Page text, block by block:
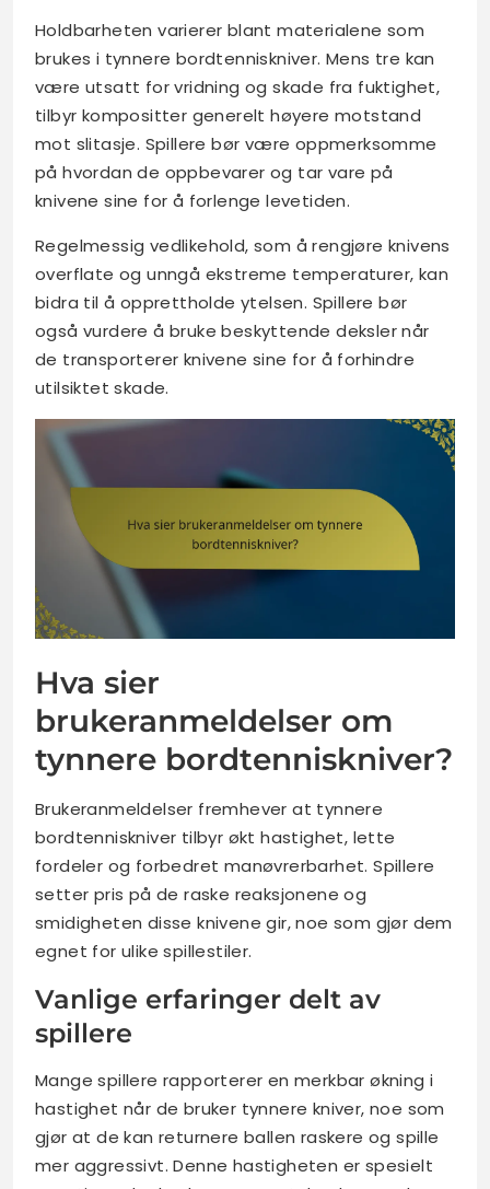
Holdbarheten varierer blant materialene som
brukes i tynnere bordtenniskniver. Mens tre kan
være utsatt for vridning og skade fra fuktighet,
tilbyr kompositter generelt høyere motstand
mot slitasje. Spillere bør være oppmerksomme
på hvordan de oppbevarer og tar vare på
knivene sine for å forlenge levetiden.
Regelmessig vedlikehold, som å rengjøre knivens
overflate og unngå ekstreme temperaturer, kan
bidra til å opprettholde ytelsen. Spillere bør
også vurdere å bruke beskyttende deksler når
de transporterer knivene sine for å forhindre
utilsiktet skade.
Hva sier
brukeranmeldelser om
tynnere bordtenniskniver?
Brukeranmeldelser fremhever at tynnere
bordtenniskniver tilbyr økt hastighet, lette
fordeler og forbedret manøvrerbarhet. Spillere
setter pris på de raske reaksjonene og
smidigheten disse knivene gir, noe som gjør dem
egnet for ulike spillestiler.
Vanlige erfaringer delt av
spillere
Mange spillere rapporterer en merkbar økning i
hastighet når de bruker tynnere kniver, noe som
gjør at de kan returnere ballen raskere og spille
mer aggressivt. Denne hastigheten er spesielt